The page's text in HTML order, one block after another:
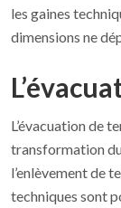
les gaines
dimensions ne
L’évacuation de
transformation
l’enlèvement de
techniques sont